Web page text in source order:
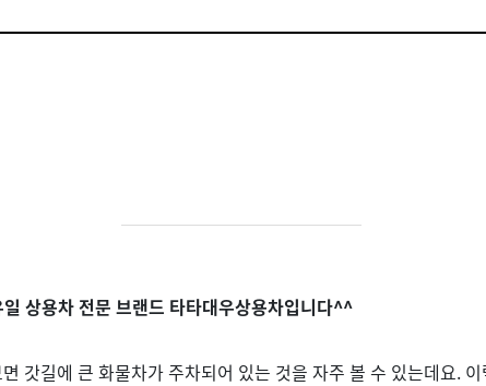
상용차 전문 브랜드 타타대우상용차입니다^^
갓길에 큰 화물차가 주차되어 있는 것을 자주 볼 수 있는데요.